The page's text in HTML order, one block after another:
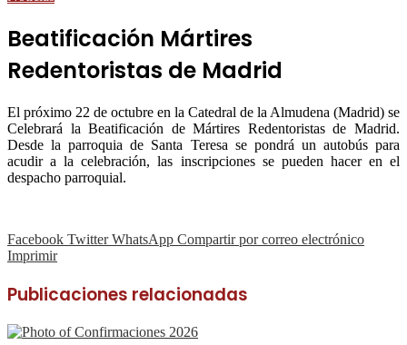
Beatificación Mártires
Redentoristas de Madrid
El próximo 22 de octubre en la Catedral de la Almudena (Madrid) se
Celebrará la Beatificación de Mártires Redentoristas de Madrid.
Desde la parroquia de Santa Teresa se pondrá un autobús para
acudir a la celebración, las inscripciones se pueden hacer en el
despacho parroquial.
Facebook Twitter WhatsApp Compartir por correo electrónico
Imprimir
Publicaciones relacionadas